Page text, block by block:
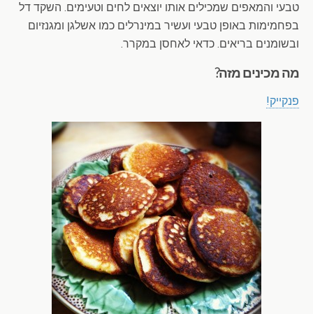
טבעי והמאפים שמכילים אותו יוצאים לחים וטעימים. השקד דל
בפחמימות באופן טבעי ועשיר במינרלים כמו אשלגן ומגנזיום
ובשומנים בריאים. כדאי לאחסן במקרר.
מה מכינים מזה?
פנקייק!